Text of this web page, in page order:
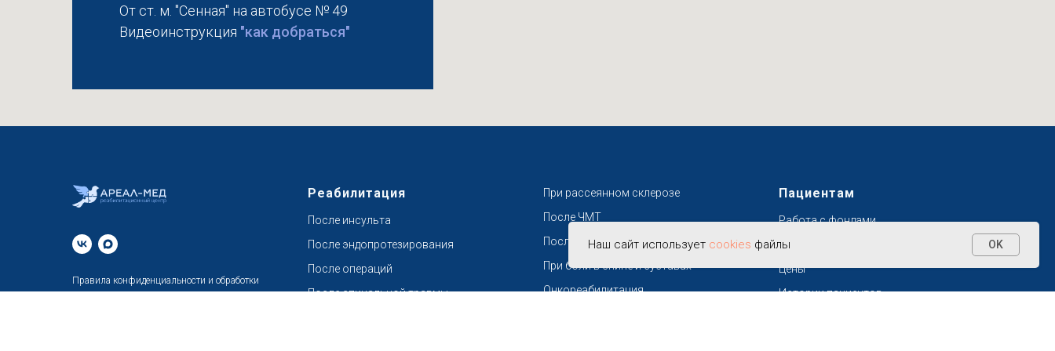
От ст. м. "Сенная" на автобусе № 49
Видеоинструкция "как добраться"
Правила конфиденциальности и обработки
персональных данных
Реабилитация
После инсульта
После эндопротезирования
После операций
После спинальной травмы
При рассеянном склерозе
После ЧМТ
После переломов
При боли в спине и суставах
Онкореабилитация
Пациентам
Работа с фондами
Фотогалерея
Цены
Истории пациентов
Наш сайт использует cookies файлы OK